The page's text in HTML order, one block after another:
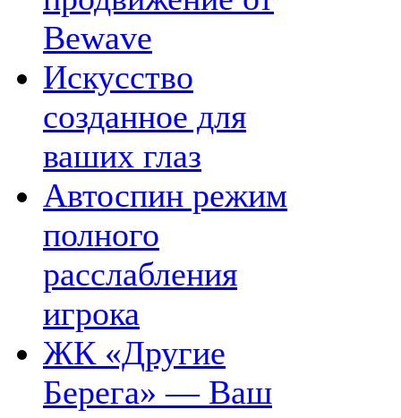
Bewave
Искусство
созданное для
ваших глаз
Автоспин режим
полного
расслабления
игрока
ЖК «Другие
Берега» — Ваш